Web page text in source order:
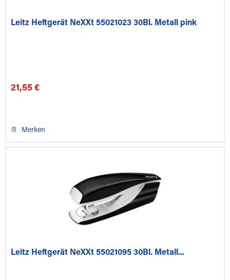
Leitz Heftgerät NeXXt 55021023 30Bl. Metall pink
21,55 €
Merken
Leitz Heftgerät NeXXt 55021095 30Bl. Metall...